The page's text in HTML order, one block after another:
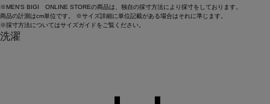
※MEN'S BIGI ONLINE STOREの商品は、独自の採寸方法により採寸をしております。
商品の計測はcm単位です。 ※サイズ詳細に単位記載がある場合はそれに準じます。
※採寸方法についてはサイズガイドをご覧ください。
洗濯